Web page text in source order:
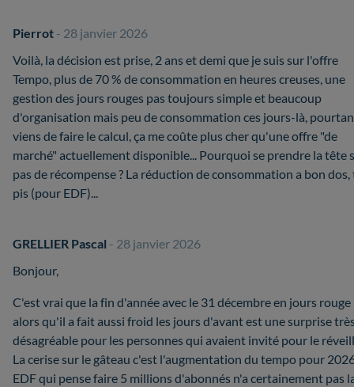
Pierrot - 28 janvier 2026
Voilà, la décision est prise, 2 ans et demi que je suis sur l'offre
Tempo, plus de 70 % de consommation en heures creuses, une
gestion des jours rouges pas toujours simple et beaucoup
d'organisation mais peu de consommation ces jours-là,
viens de faire le calcul, ça me coûte plus cher qu'une offre "de
marché" actuellement disponible... Pourquoi se prendre la tête
pas de récompense ? La réduction de consommation a bon
pis (pour EDF)...
GRELLIER Pascal - 28 janvier 2026
Bonjour,
C'est vrai que la fin d'année avec le 31 décembre en jours rouge
alors qu'il a fait aussi froid les jours d'avant est une surprise
désagréable pour les personnes qui avaient invité pour le
La cerise sur le gâteau c'est l'augmentation du tempo pour
EDF qui pense faire 5 millions d'abonnés n'a certainement pas